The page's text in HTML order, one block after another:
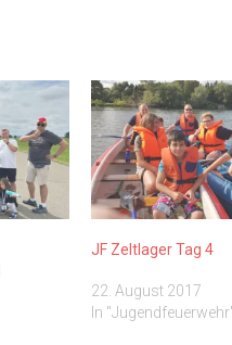
JF Zeltlager Tag 4
22. August 2017
In